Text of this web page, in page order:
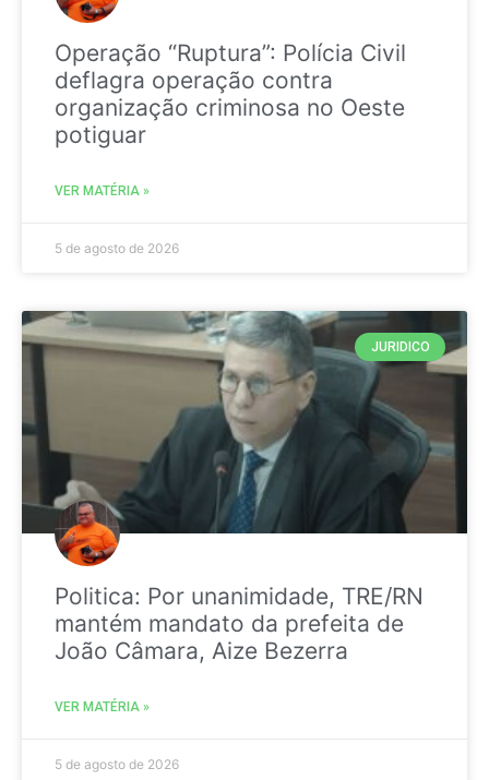
Operação “Ruptura”: Polícia Civil
deflagra operação contra
organização criminosa no Oeste
potiguar
VER MATÉRIA »
5 de agosto de 2026
JURIDICO
Politica: Por unanimidade, TRE/RN
mantém mandato da prefeita de
João Câmara, Aize Bezerra
VER MATÉRIA »
5 de agosto de 2026